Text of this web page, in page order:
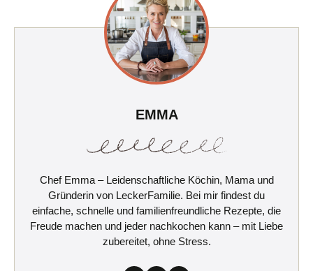
EMMA
Chef Emma – Leidenschaftliche Köchin, Mama und
Gründerin von LeckerFamilie. Bei mir findest du
einfache, schnelle und familienfreundliche Rezepte, die
Freude machen und jeder nachkochen kann – mit Liebe
zubereitet, ohne Stress.